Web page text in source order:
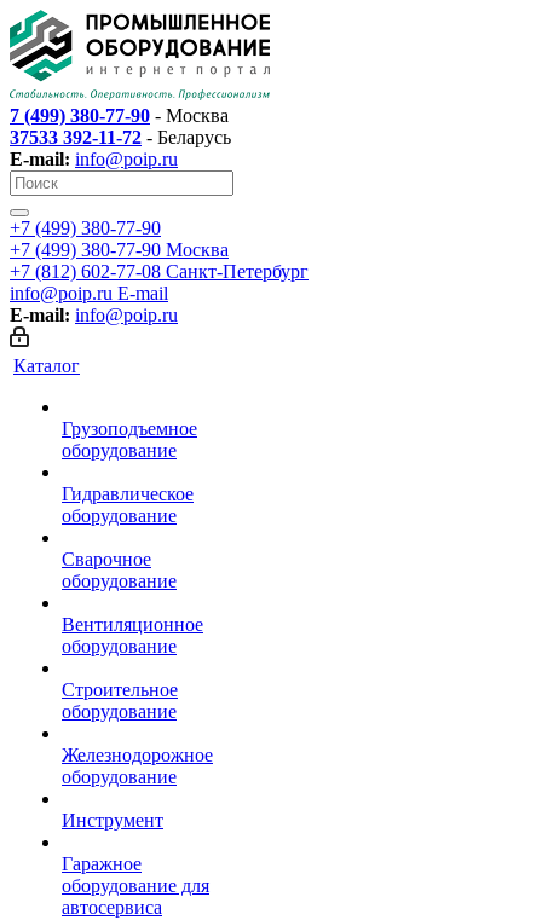
7 (499) 380-77-90 - Москва
37533 392-11-72 - Беларусь
E-mail: info@poip.ru
+7 (499) 380-77-90
+7 (499) 380-77-90 Москва
+7 (812) 602-77-08 Санкт-Петербург
info@poip.ru E-mail
E-mail: info@poip.ru
Каталог
Грузоподъемное
оборудование
Гидравлическое
оборудование
Сварочное
оборудование
Вентиляционное
оборудование
Строительное
оборудование
Железнодорожное
оборудование
Инструмент
Гаражное
оборудование для
автосервиса